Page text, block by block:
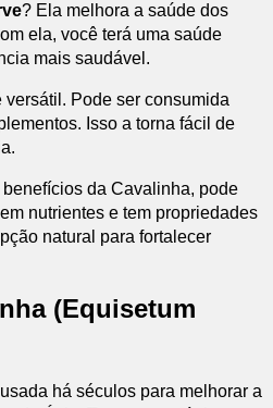
? Ela melhora a saúde dos
ela, você terá uma saúde
mais saudável.
versátil. Pode ser consumida
Isso a torna fácil de
da Cavalinha, pode
nutrientes e tem propriedades
natural para fortalecer
(Equisetum
há séculos para melhorar a